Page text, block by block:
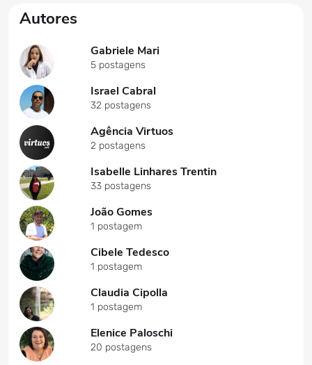
Autores
Gabriele Mari
5 postagens
Israel Cabral
32 postagens
Agência Virtuos
2 postagens
Isabelle Linhares Trentin
33 postagens
João Gomes
1 postagem
Cibele Tedesco
1 postagem
Claudia Cipolla
1 postagem
Elenice Paloschi
20 postagens